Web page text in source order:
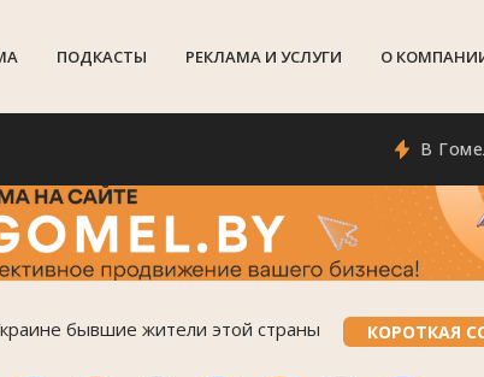
ПОДКАСТЫ РЕКЛАМА И УСЛУГИ О
В Гомеле
бывшие жители этой страны КОРОТКАЯ